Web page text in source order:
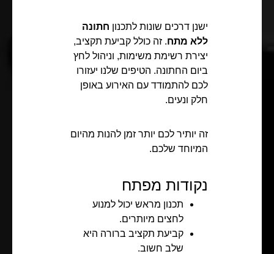
ישנן דרכים שונות לתכנון חתונה
ללא מתח. זה כולל קביעת תקציב,
יצירת רשימת משימות, וניהול לחץ
ביום החתונה. הטיפים שלנו יעזורו
לכם להתמודד עם האירוע באופן
חלק ונעים.
זה יותיר לכם יותר זמן להנות מהיום
המיוחד שלכם.
נקודות מפתח
תכנון מראש יכול למנוע
לחצים מיותרים.
קביעת תקציב ברורה היא
שלב חשוב.